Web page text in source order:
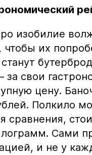
изобилие
чтобы их
свои
цену.
Полкило
сравнения,
Сами
и не у